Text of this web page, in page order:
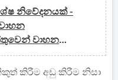
නිවේදනයක් -
වාහන
කිරීම අඩු කිරීම නිසා